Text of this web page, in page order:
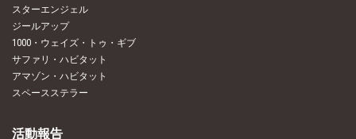
スターエンジェル
ジールアップ
1000・ウェイズ・トゥ・ギブ
サファリ・ハビタット
アマゾン・ハビタット
スペースステラー
活動報告